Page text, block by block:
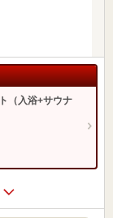
（入浴+サウナ